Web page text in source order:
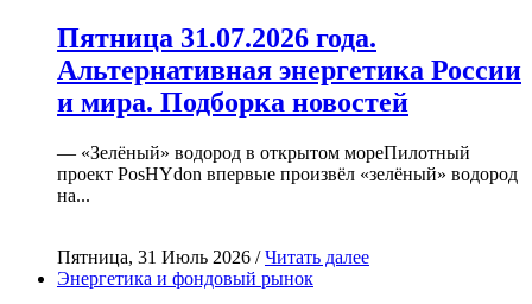
Пятница 31.07.2026 года.
Альтернативная энергетика России
и мира. Подборка новостей
— «Зелёный» водород в открытом мореПилотный
проект PosHYdon впервые произвёл «зелёный» водород
на...
Пятница, 31 Июль 2026 /Читать далее
Энергетика и фондовый рынок